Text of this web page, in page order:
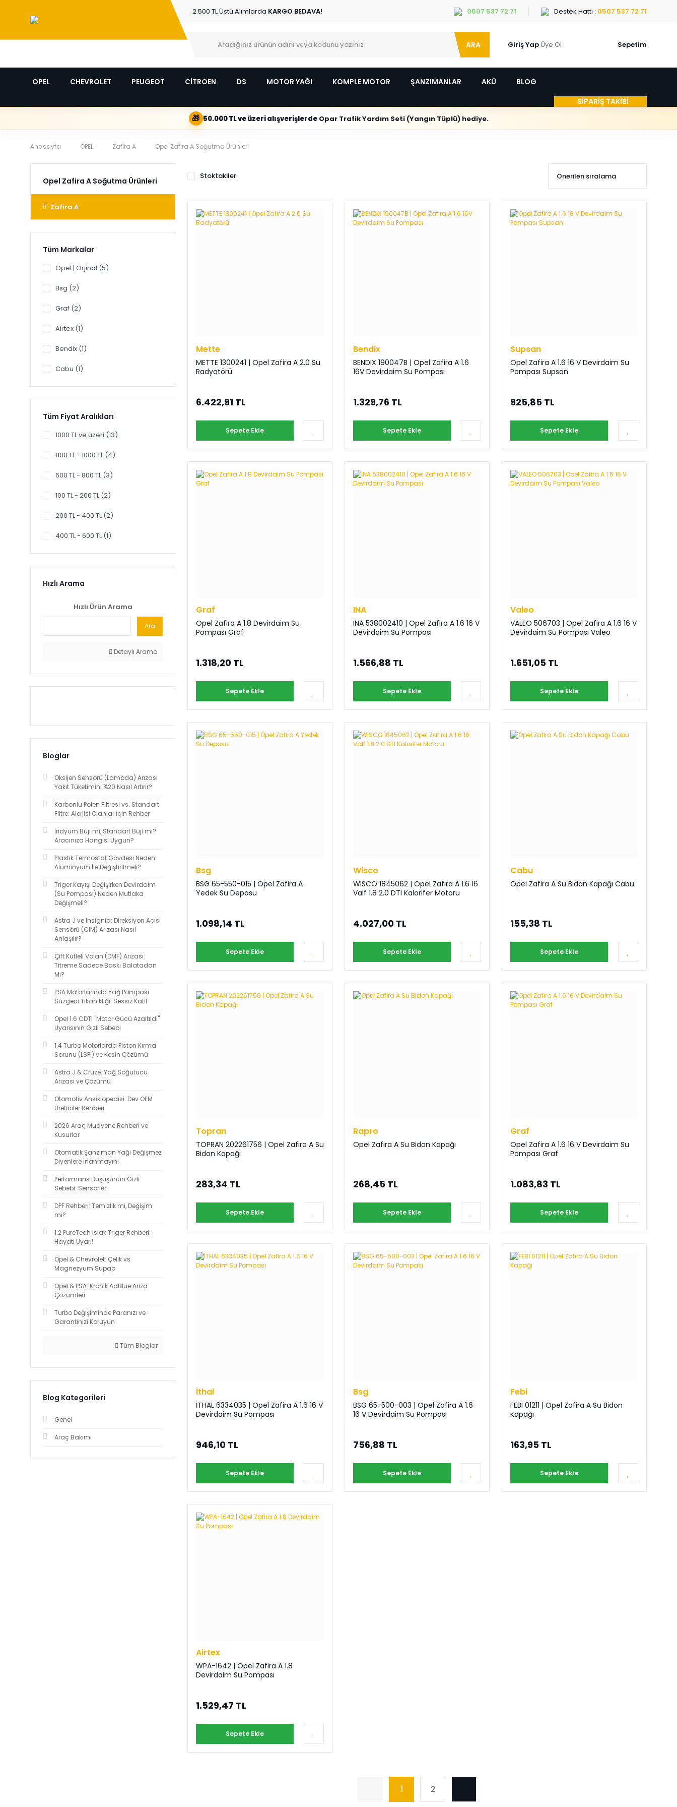
2.500 TL Üstü Alımlarda KARGO BEDAVA! 0507 537 72 71 Destek Hattı : 0507 537 72 71
ARA Giriş YapÜye Ol Sepetim
OPEL CHEVROLET PEUGEOT CİTROEN DS MOTOR YAĞI KOMPLE MOTOR ŞANZIMANLAR AKÜ
BLOG
SİPARİŞ TAKİBİ
🎁 50.000 TL ve üzeri alışverişlerdeOpar Trafik Yardım Seti (Yangın Tüplü) hediye.
Anasayfa OPEL Zafira A Opel Zafira A Soğutma Ürünleri
Opel Zafira A Soğutma Ürünleri
Zafira A
Tüm Markalar
Opel | Orjinal (5)
Bsg (2)
Graf (2)
Airtex (1)
Bendix (1)
Cabu (1)
Febi (1)
Valeo (1)
Tüm Fiyat Aralıkları
1000 TL ve üzeri (13)
800 TL - 1000 TL (4)
600 TL - 800 TL (3)
100 TL - 200 TL (2)
200 TL - 400 TL (2)
400 TL - 600 TL (1)
Hızlı Arama
Hızlı Ürün Arama
Ara
Detaylı Arama
Bloglar
Oksijen Sensörü (Lambda) Arızası
Yakıt Tüketimini %20 Nasıl Artırır?
Karbonlu Polen Filtresi vs. Standart
Filtre: Alerjisi Olanlar İçin Rehber
İridyum Buji mi, Standart Buji mi?
Aracınıza Hangisi Uygun?
Plastik Termostat Gövdesi Neden
Alüminyum İle Değiştirilmeli?
Triger Kayışı Değişirken Devirdaim
(Su Pompası) Neden Mutlaka
Değişmeli?
Astra J ve Insignia: Direksiyon Açısı
Sensörü (CIM) Arızası Nasıl
Anlaşılır?
Çift Kütleli Volan (DMF) Arızası:
Titreme Sadece Baskı Balatadan
Mı?
PSA Motorlarında Yağ Pompası
Süzgeci Tıkanıklığı: Sessiz Katil
Opel 1.6 CDTI "Motor Gücü Azaltıldı"
Uyarısının Gizli Sebebi
1.4 Turbo Motorlarda Piston Kırma
Sorunu (LSPI) ve Kesin Çözümü
Astra J & Cruze: Yağ Soğutucu
Arızası ve Çözümü
Otomotiv Ansiklopedisi: Dev OEM
Üreticiler Rehberi
2026 Araç Muayene Rehberi ve
Kusurlar
Otomatik Şanzıman Yağı Değişmez
Diyenlere İnanmayın!
Performans Düşüşünün Gizli
Sebebi: Sensörler
DPF Rehberi: Temizlik mi, Değişim
mi?
1.2 PureTech Islak Triger Rehberi:
Hayati Uyarı!
Opel & Chevrolet: Çelik vs
Magnezyum Supap
Opel & PSA: Kronik AdBlue Arıza
Çözümleri
Turbo Değişiminde Paranızı ve
Garantinizi Koruyun
Tüm Bloglar
Blog Kategorileri
Genel
Araç Bakımı
Stoktakiler
Mette
METTE 1300241 | Opel Zafira A 2.0 Su
Radyatörü
6.422,91 TL
Sepete Ekle
Bendix
BENDIX 190047B | Opel Zafira A 1.6
16V Devirdaim Su Pompası
1.329,76 TL
Sepete Ekle
Supsan
Opel Zafira A 1.6 16 V Devirdaim Su
Pompası Supsan
925,85 TL
Sepete Ekle
Graf
Opel Zafira A 1.8 Devirdaim Su
Pompası Graf
1.318,20 TL
Sepete Ekle
INA
INA 538002410 | Opel Zafira A 1.6 16 V
Devirdaim Su Pompası
1.566,88 TL
Sepete Ekle
Valeo
VALEO 506703 | Opel Zafira A 1.6 16 V
Devirdaim Su Pompası Valeo
1.651,05 TL
Sepete Ekle
Bsg
BSG 65-550-015 | Opel Zafira A
Yedek Su Deposu
1.098,14 TL
Sepete Ekle
Wisco
WISCO 1845062 | Opel Zafira A 1.6 16
Valf 1.8 2.0 DTI Kalorifer Motoru
4.027,00 TL
Sepete Ekle
Cabu
Opel Zafira A Su Bidon Kapağı Cabu
155,38 TL
Sepete Ekle
Topran
TOPRAN 202261756 | Opel Zafira A Su
Bidon Kapağı
283,34 TL
Sepete Ekle
Rapro
Opel Zafira A Su Bidon Kapağı
268,45 TL
Sepete Ekle
Graf
Opel Zafira A 1.6 16 V Devirdaim Su
Pompası Graf
1.083,83 TL
Sepete Ekle
İthal
İTHAL 6334035 | Opel Zafira A 1.6 16 V
Devirdaim Su Pompası
946,10 TL
Sepete Ekle
Bsg
BSG 65-500-003 | Opel Zafira A 1.6
16 V Devirdaim Su Pompası
756,88 TL
Sepete Ekle
Febi
FEBI 01211 | Opel Zafira A Su Bidon
Kapağı
163,95 TL
Sepete Ekle
Airtex
WPA-1642 | Opel Zafira A 1.8
Devirdaim Su Pompası
1.529,47 TL
Sepete Ekle
1 2